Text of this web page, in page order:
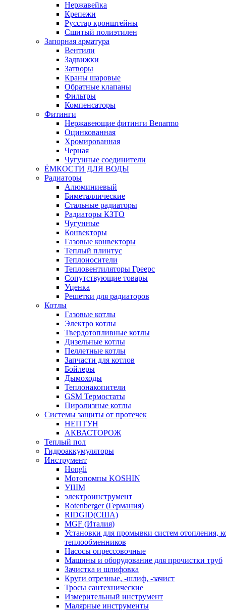
Нержавейка
Крепежи
Русстар кронштейны
Сшитый полиэтилен
Запорная арматура
Вентили
Задвижки
Затворы
Краны шаровые
Обратные клапаны
Фильтры
Компенсаторы
Фитинги
Нержавеющие фитинги Benarmo
Оцинкованная
Хромированная
Черная
Чугунные соединители
ЁМКОСТИ ДЛЯ ВОДЫ
Радиаторы
Алюминиевый
Биметаллические
Стальные радиаторы
Радиаторы КЗТО
Чугунные
Конвекторы
Газовые конвекторы
Теплый плинтус
Теплоносители
Тепловентиляторы Греерс
Сопутствующие товары
Уценка
Решетки для радиаторов
Котлы
Газовые котлы
Электро котлы
Твердотопливные котлы
Дизельные котлы
Пеллетные котлы
Запчасти для котлов
Бойлеры
Дымоходы
Теплонакопители
GSM Термостаты
Пиролизные котлы
Системы защиты от протечек
НЕПТУН
АКВАСТОРОЖ
Теплый пол
Гидроаккумуляторы
Инструмент
Hongli
Мотопомпы KOSHIN
УШМ
электроинструмент
Rotenberger (Германия)
RIDGID(США)
MGF (Италия)
Установки для промывки систем отопления,
теплообменников
Насосы опрессовочные
Машины и оборудование для прочистки труб
Зачистка и шлифовка
Круги отрезные, -шлиф, -зачист
Тросы сантехнические
Измерительный инструмент
Малярные инструменты